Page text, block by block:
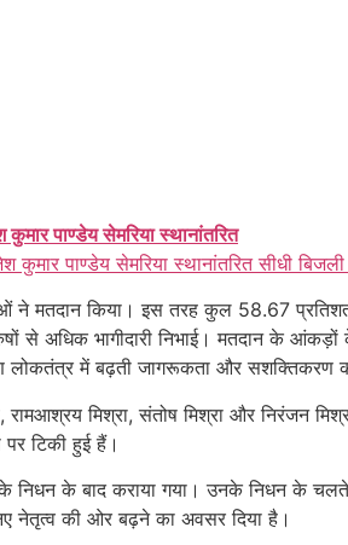
पाण्डेय सेमरिया स्थानांतरित
पाण्डेय सेमरिया स्थानांतरित सीधी बिजली
ने मतदान किया। इस तरह कुल 58.67
से अधिक भागीदारी निभाई। मतदान के
लोकतंत्र में बढ़ती जागरूकता और सशक्तिकरण
मिश्रा, संतोष मिश्रा और निरंजन
टिकी हुई हैं।
के निधन के बाद कराया गया। उनके निधन के
नेतृत्व की ओर बढ़ने का अवसर दिया है।